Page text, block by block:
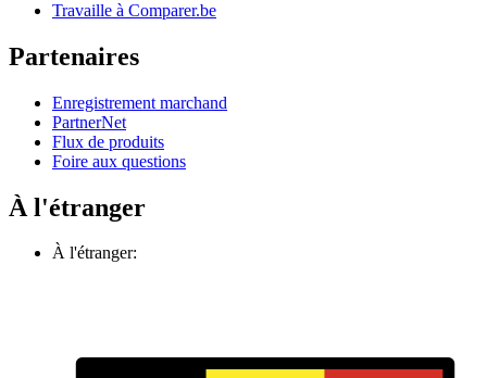
Travaille à Comparer.be
Partenaires
Enregistrement marchand
PartnerNet
Flux de produits
Foire aux questions
À l'étranger
À l'étranger: